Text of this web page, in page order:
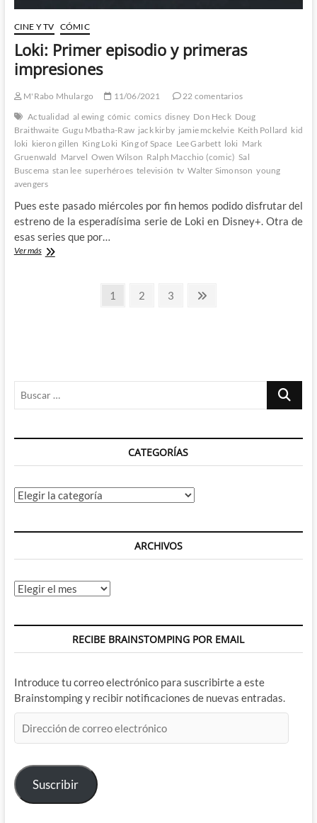
CINE Y TV CÓMIC
Loki: Primer episodio y primeras
impresiones
M'Rabo Mhulargo 11/06/2021
22 comentarios
Actualidad al ewing cómic comics disney Don Heck Doug
Braithwaite Gugu Mbatha-Raw jack kirby jamie mckelvie Keith Pollard kid
loki kieron gillen King Loki King of Space Lee Garbett loki Mark
Gruenwald Marvel Owen Wilson Ralph Macchio (comic) Sal
Buscema stan lee superhéroes televisión tv Walter Simonson young
avengers
Pues este pasado miércoles por fin hemos podido disfrutar del
estreno de la esperadísima serie de Loki en Disney+. Otra de
esas series que por…
Ver másLoki:
Página
1 Página
2 Página
3
Página
Buscar
CATEGORÍAS
Categorías
ARCHIVOS
Archivos
RECIBE BRAINSTOMPING POR EMAIL
Introduce tu correo electrónico para suscribirte a este
Brainstomping y recibir notificaciones de nuevas entradas.
de
electrónico
Suscribir